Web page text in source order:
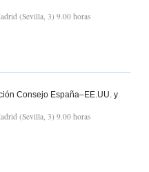
(Sevilla, 3) 9.00 horas
Consejo España–EE.UU. y
(Sevilla, 3) 9.00 horas